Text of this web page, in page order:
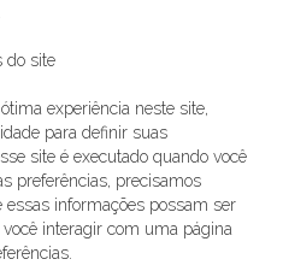
do site
experiência neste site,
para definir suas
site é executado quando você
preferências, precisamos
essas informações possam ser
interagir com uma página